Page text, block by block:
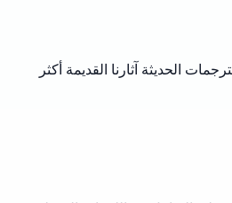
الحديثة آثارنا القديمة أكثر